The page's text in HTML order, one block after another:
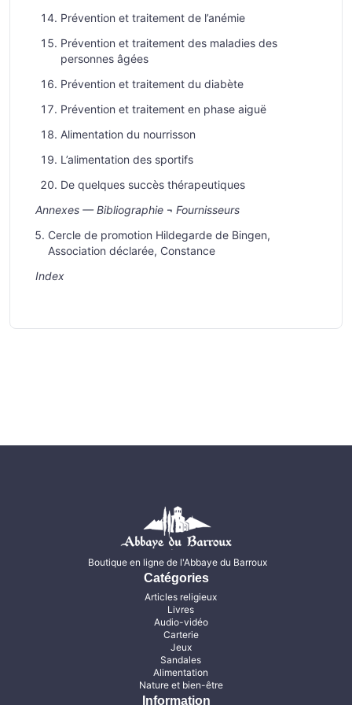
Prévention et traitement de l’anémie
Prévention et traitement des maladies des
personnes âgées
Prévention et traitement du diabète
Prévention et traitement en phase aiguë
Alimentation du nourrisson
L’alimentation des sportifs
De quelques succès thérapeutiques
Annexes — Bibliographie ¬ Fournisseurs
Cercle de promotion Hildegarde de Bingen,
Association déclarée, Constance
Index
Boutique en ligne de l'Abbaye du Barroux
Catégories
Articles religieux
Livres
Audio-vidéo
Carterie
Jeux
Sandales
Alimentation
Nature et bien-être
Information